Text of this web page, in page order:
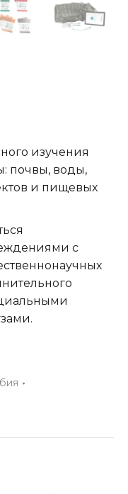
изучения
почвы, воды,
и пищевых
с